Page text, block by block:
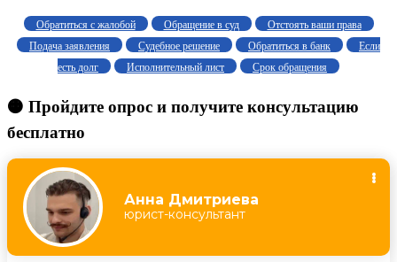
Обратиться с жалобой Обращение в суд
Отстоять ваши права
Подача заявления
Судебное решение Обратиться в банк
Если
есть долг
Исполнительный лист Срок обращения
🟠 Пройдите опрос и получите консультацию
бесплатно